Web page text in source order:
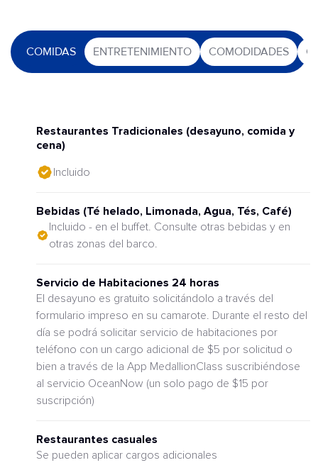
COMIDAS ENTRETENIMIENTO COMODIDADES
Restaurantes Tradicionales (desayuno, comida y
cena)
Incluido
Bebidas (Té helado, Limonada, Agua, Tés, Café)
Incluido - en el buffet. Consulte otras bebidas y en
otras zonas del barco.
Servicio de Habitaciones 24 horas
El desayuno es gratuito solicitándolo a través del
formulario impreso en su camarote. Durante el resto del
día se podrá solicitar servicio de habitaciones por
teléfono con un cargo adicional de $5 por solicitud o
bien a través de la App MedallionClass suscribiéndose
al servicio OceanNow (un solo pago de $15 por
suscripción)
Restaurantes casuales
Se pueden aplicar cargos adicionales